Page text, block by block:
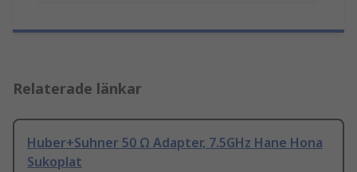
Relaterade länkar
Huber+Suhner 50 Ω Adapter, 7.5GHz Hane Hona
Sukoplat